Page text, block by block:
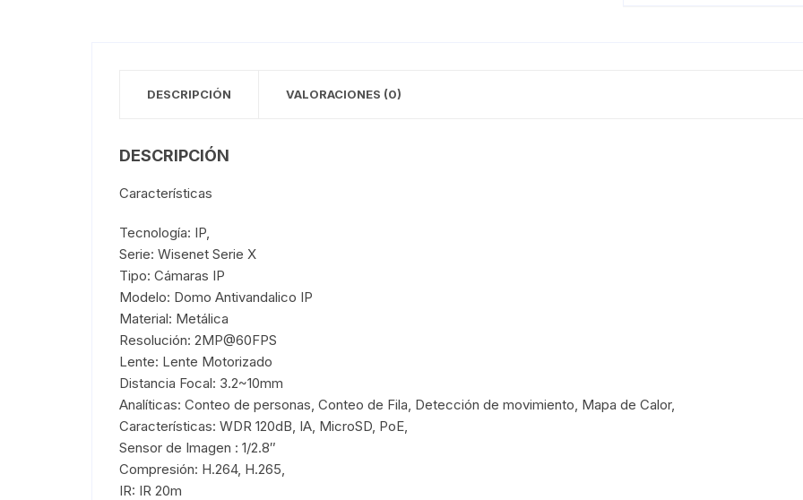
DESCRIPCIÓN VALORACIONES (0)
DESCRIPCIÓN
Características
Tecnología: IP,
Serie: Wisenet Serie X
Tipo: Cámaras IP
Modelo: Domo Antivandalico IP
Material: Metálica
Resolución: 2MP@60FPS
Lente: Lente Motorizado
Distancia Focal: 3.2~10mm
Analíticas: Conteo de personas, Conteo de Fila, Detección de movimiento, Mapa de Calor,
Características: WDR 120dB, IA, MicroSD, PoE,
Sensor de Imagen : 1/2.8″
Compresión: H.264, H.265,
IR: IR 20m